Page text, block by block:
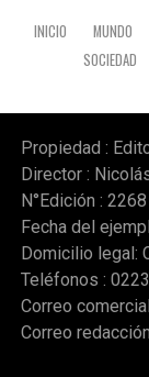
INICIO MUNDO
SOCIEDAD
Propiedad :
Director :
N°Edición : 2268
Fecha del
Domicilio legal:
Teléfonos :
Correo
Correo